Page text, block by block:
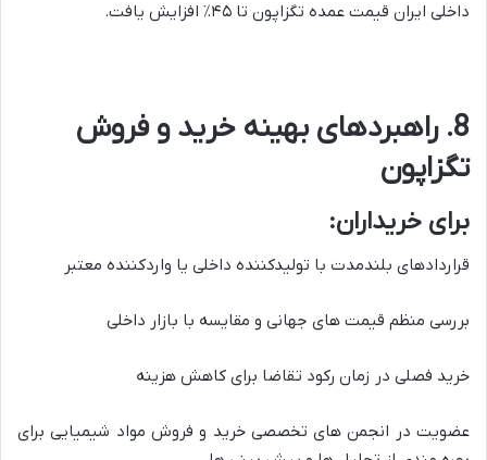
داخلی ایران قیمت عمده تگزاپون تا ۴۵٪ افزایش یافت.
8. راهبردهای بهینه خرید و فروش
تگزاپون
برای خریداران:
قراردادهای بلندمدت با تولیدکننده داخلی یا واردکننده معتبر
بررسی منظم قیمت های جهانی و مقایسه با بازار داخلی
خرید فصلی در زمان رکود تقاضا برای کاهش هزینه
عضویت در انجمن های تخصصی خرید و فروش مواد شیمیایی برای